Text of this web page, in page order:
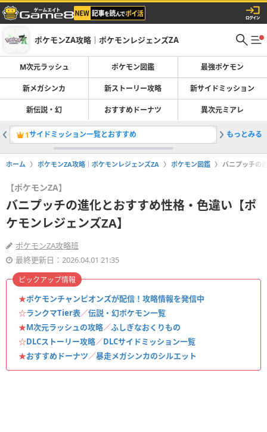
ポケモンZA攻略｜ポケモンレジェンズZA
M次元ラッシュ ポケモン図鑑 最強ポケモン
新メガシンカ 新ストーリー攻略 新サイドミッション
新伝説・幻 おすすめドーナツ 異次元ミアレ
1サイドミッション一覧とおすすめ 2旅パの
もっとみる
ホーム ポケモンZA攻略｜ポケモンレジェンズZA ポケモン図鑑 バニプッチの
【ポケモンZA】
バニプッチの進化とおすすめ性格・色違い【ポ
ケモンレジェンズZA】
ポケモンZA攻略班
最終更新日：2026.04.01 21:35
★ポケモンチャンピオンズが配信！攻略情報を発信中
☆ランクマTier表／伝説・幻ポケモン一覧
★M次元ラッシュの攻略／ふしぎなおくりもの
☆DLCストーリー攻略／DLCサイドミッション一覧
★おすすめドーナツ／暴走メガシンカのシルエット
ピックアップ情報